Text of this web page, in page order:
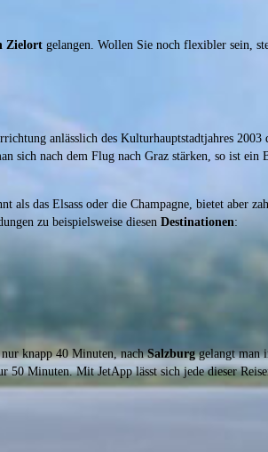
Zielort gelangen. Wollen Sie noch flexibler sein,
anlässlich des Kulturhauptstadtjahres 2003
sich nach dem Flug nach Graz stärken, so ist ein
als das Elsass oder die Champagne, bietet aber
zu beispielsweise diesen Destinationen:
knapp 40 Minuten, nachSalzburggelangt man
50 Minuten. Mit JetApp lässt sich jede dieser